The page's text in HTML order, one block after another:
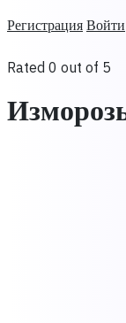
Регистрация Войти
Rated 0 out of 5